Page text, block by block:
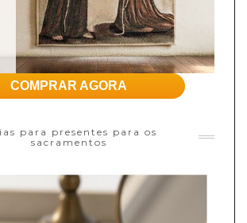
COMPRAR AGORA
para presentes para os
sacramentos